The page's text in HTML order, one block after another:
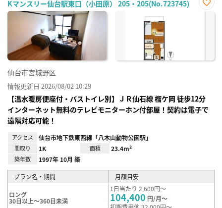
Kマンスリー仙台駅東口（小田原） 205・205(No.723745)
お気
仙台市宮城野区
情報更新日 2026/08/02 10:29
【温水暖房便座付・バストイレ別】ＪＲ仙⽯線 榴ケ岡 徒歩12分
インターネット無料のテレビモニターホン付部屋！契約は電子で
遠隔対応可能！
アクセス 仙台市地下鉄東西線「八木山動物公園駅」
間取り 1K 面積 23.4m²
築年数 1997年 10月 築
プラン名・期間 月額目安
ロング
30日以上～360日未満
1日当たり 2,600円～
104,400 円/月～